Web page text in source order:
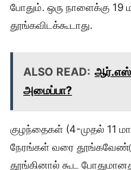
போதும். ஒரு நாளைக்கு 19
தூங்கவிடக்கூடாது.
ALSO READ:
அமைப்பா?
குழந்தைகள் (4-முதல் 11
நேரங்கள் வரை
தூங்கினால் கூட